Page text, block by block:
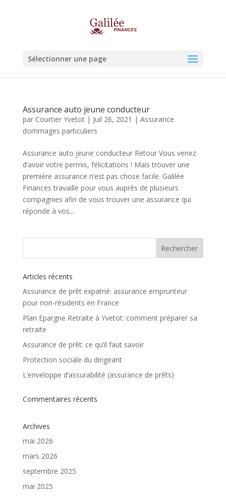
Sélectionner une page
Assurance auto jeune conducteur
par Courtier Yvetot| Juil 26, 2021 | Assurance
dommages particuliers
Assurance auto jeune conducteur Retour Vous venez
d’avoir votre permis, félicitations ! Mais trouver une
première assurance n’est pas chose facile. Galilée
Finances travaille pour vous auprès de plusieurs
compagnies afin de vous trouver une assurance qui
réponde à vos...
Articles récents
Assurance de prêt expatrié: assurance emprunteur
pour non-résidents en France
Plan Epargne Retraite à Yvetot: comment préparer sa
retraite
Assurance de prêt: ce qu’il faut savoir
Protection sociale du dirigeant
L’enveloppe d’assurabilité (assurance de prêts)
Commentaires récents
Archives
mai 2026
mars 2026
septembre 2025
mai 2025